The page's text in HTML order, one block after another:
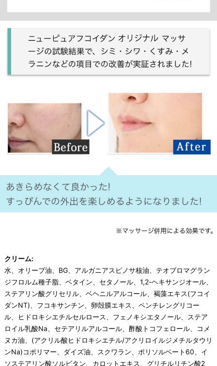
クリーム:
水、オリーブ油、BG、アルガニアスピノサ核油、テオブロマグラン
ジフロルム種子脂、ベタイン、セタノール、1,2-ヘキサンジオール、
ステアリン酸グリセリル、ベヘニルアルコール、褐藻エキス(フコイ
ダンNT)、フコキサンチン、卵殻膜エキス、ペンチレングリコー
ル、ヒドロキシエチルセルロース、フェノキシエタノール、ステア
ロイル乳酸Na、セテアリルアルコール、酢酸トコフェロール、コメ
ヌカ油、(アクリル酸ヒドロキシエチル/アクリロイルジメチルタウリ
ンNa)コポリマー、ダイズ油、スクワラン、ポリソルベート60、イ
ソステアリン酸ソルビタン、カロットエキス、グリチルリチン酸2